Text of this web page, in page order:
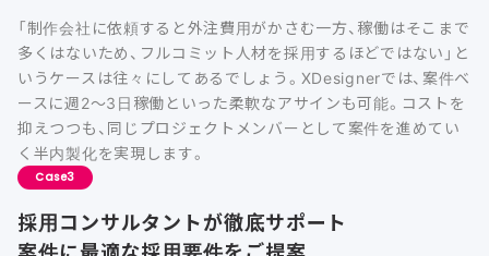
「制作会社に依頼すると外注費用がかさむ一方、稼働はそこまで
多くはないため、フルコミット人材を採用するほどではない」と
いうケースは往々にしてあるでしょう。XDesignerでは、案件ベ
ースに週2〜3日稼働といった柔軟なアサインも可能。コストを
抑えつつも、同じプロジェクトメンバーとして案件を進めてい
く半内製化を実現します。
Case
採用コンサルタントが徹底サポート